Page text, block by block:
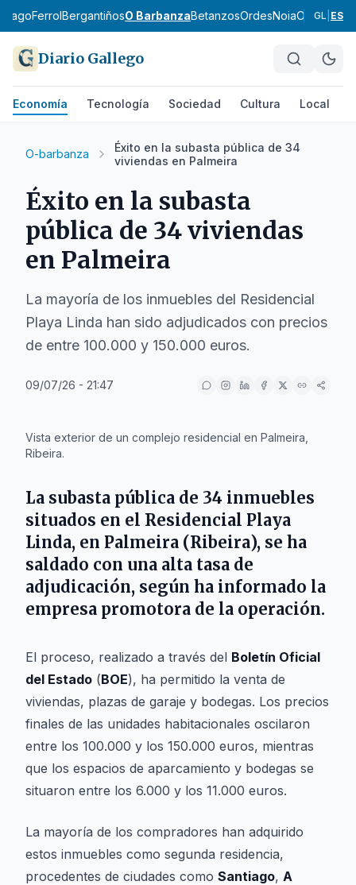
FerrolBergantiñosO BarbanzaBetanzosOrdesNoiaO Eume
GL ES
Diario Gallego
Economía Tecnología Sociedad Cultura Local
O-barbanza
Éxito en la subasta pública de 34
viviendas en Palmeira
Éxito en la subasta
pública de 34 viviendas
en Palmeira
La mayoría de los inmuebles del Residencial
Playa Linda han sido adjudicados con precios
de entre 100.000 y 150.000 euros.
09/07/26 - 21:47
Vista exterior de un complejo residencial en Palmeira,
Ribeira.
La subasta pública de 34 inmuebles
situados en el Residencial Playa
Linda, en Palmeira (Ribeira), se ha
saldado con una alta tasa de
adjudicación, según ha informado la
empresa promotora de la operación.
El proceso, realizado a través del Boletín Oficial
del Estado (BOE), ha permitido la venta de
viviendas, plazas de garaje y bodegas. Los precios
finales de las unidades habitacionales oscilaron
entre los 100.000 y los 150.000 euros, mientras
que los espacios de aparcamiento y bodegas se
situaron entre los 6.000 y los 11.000 euros.
La mayoría de los compradores han adquirido
estos inmuebles como segunda residencia,
procedentes de ciudades como Santiago, A